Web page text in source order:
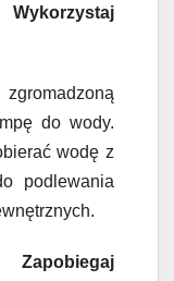
do wody.
wodę z
podlewania